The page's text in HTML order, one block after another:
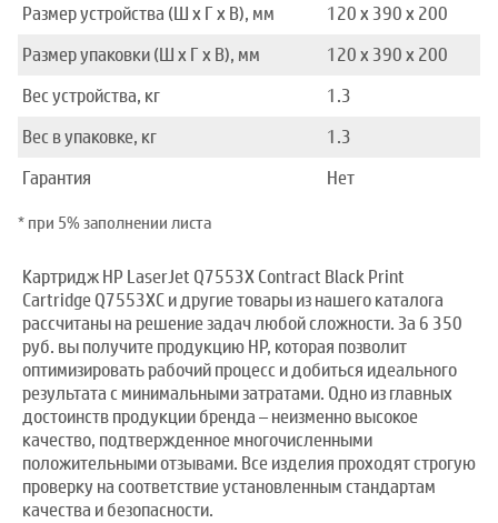
Размер устройства (Ш x Г x В), мм
120 x 390 x 200
Размер упаковки (Ш x Г x В), мм
120 x 390 x 200
Вес устройства, кг
1.3
Вес в упаковке, кг
1.3
Гарантия
Нет
* при 5% заполнении листа
Картридж HP LaserJet Q7553X Contract Black Print
Cartridge Q7553XC и другие товары из нашего каталога
рассчитаны на решение задач любой сложности. За 6 350
руб. вы получите продукцию HP, которая позволит
оптимизировать рабочий процесс и добиться идеального
результата с минимальными затратами. Одно из главных
достоинств продукции бренда – неизменно высокое
качество, подтвержденное многочисленными
положительными отзывами. Все изделия проходят строгую
проверку на соответствие установленным стандартам
качества и безопасности.